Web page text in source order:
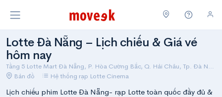
Lotte Đà Nẵng – Lịch chiếu & Giá vé
hôm nay
Tầng 5 Lotte Mart Đà Nẵng, P. Hòa Cường Bắc, Q. Hải Châu, Tp. Đà Nẵng
Bản đồ
Hệ thống rạp Lotte Cinema
Lịch chiếu phim Lotte Đà Nẵng- rạp Lotte toàn quốc đầy đủ &